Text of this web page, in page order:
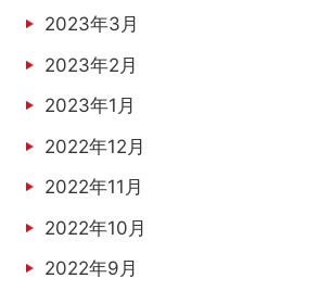
2023年3月
2023年2月
2023年1月
2022年12月
2022年11月
2022年10月
2022年9月